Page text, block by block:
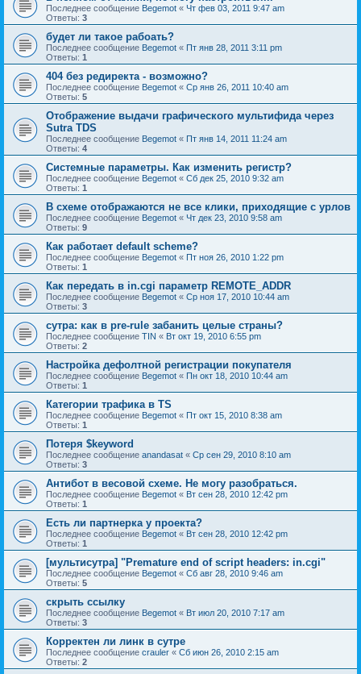
Последнее сообщение Begemot « Чт фев 03, 2011 9:47 am
Ответы: 3
будет ли такое рабоать?
Последнее сообщение Begemot « Пт янв 28, 2011 3:11 pm
Ответы: 1
404 без редиректа - возможно?
Последнее сообщение Begemot « Ср янв 26, 2011 10:40 am
Ответы: 5
Отображение выдачи графического мультифида через
Sutra TDS
Последнее сообщение Begemot « Пт янв 14, 2011 11:24 am
Ответы: 4
Системные параметры. Как изменить регистр?
Последнее сообщение Begemot « Сб дек 25, 2010 9:32 am
Ответы: 1
В схеме отображаются не все клики, приходящие с урлов
Последнее сообщение Begemot « Чт дек 23, 2010 9:58 am
Ответы: 9
Как работает default scheme?
Последнее сообщение Begemot « Пт ноя 26, 2010 1:22 pm
Ответы: 1
Как передать в in.cgi параметр REMOTE_ADDR
Последнее сообщение Begemot « Ср ноя 17, 2010 10:44 am
Ответы: 3
сутра: как в pre-rule забанить целые страны?
Последнее сообщение TIN « Вт окт 19, 2010 6:55 pm
Ответы: 2
Настройка дефолтной регистрации покупателя
Последнее сообщение Begemot « Пн окт 18, 2010 10:44 am
Ответы: 1
Категории трафика в TS
Последнее сообщение Begemot « Пт окт 15, 2010 8:38 am
Ответы: 1
Потеря $keyword
Последнее сообщение anandasat « Ср сен 29, 2010 8:10 am
Ответы: 3
Антибот в весовой схеме. Не могу разобраться.
Последнее сообщение Begemot « Вт сен 28, 2010 12:42 pm
Ответы: 1
Есть ли партнерка у проекта?
Последнее сообщение Begemot « Вт сен 28, 2010 12:42 pm
Ответы: 1
[мультисутра] "Premature end of script headers: in.cgi"
Последнее сообщение Begemot « Сб авг 28, 2010 9:46 am
Ответы: 5
скрыть ссылку
Последнее сообщение Begemot « Вт июл 20, 2010 7:17 am
Ответы: 3
Корректен ли линк в сутре
Последнее сообщение crauler « Сб июн 26, 2010 2:15 am
Ответы: 2